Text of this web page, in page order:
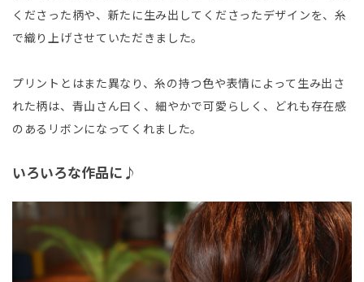
くださった柄や、新たに生み出してくださったデザインを、糸
で織り上げさせていただきました。
プリントとはまた異なり、糸の持つ色や表情によって生み出さ
れた柄は、青山さん曰く、細やかで可愛らしく、どれも存在感
のあるリボンになってくれました。
いろいろな作品に♪